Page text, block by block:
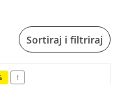
Sortiraj i filtriraj
!